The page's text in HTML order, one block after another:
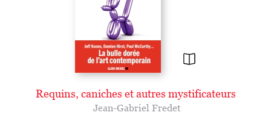
Requins, caniches et autres mystificateurs
Jean-Gabriel Fredet